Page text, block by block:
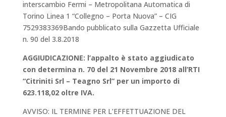
interscambio Fermi – Metropolitana Automatica di
Torino Linea 1 “Collegno – Porta Nuova” – CIG
7529383369Bando pubblicato sulla Gazzetta Ufficiale
n. 90 del 3.8.2018
AGGIUDICAZIONE: l’appalto è stato aggiudicato
con determina n. 70 del 21 Novembre 2018 all’RTI
“Citriniti Srl – Teagno Srl” per un importo di
623.118,02 oltre IVA.
AVVISO: IL TERMINE PER L’EFFETTUAZIONE DEL